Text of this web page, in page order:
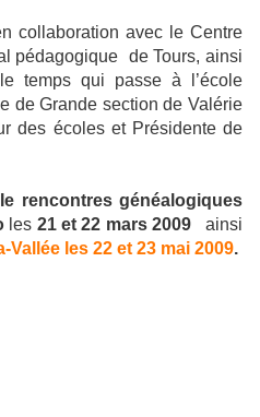
collaboration avec le Centre
pédagogique de Tours, ainsi
temps qui passe à l’école
de Grande section de Valérie
des écoles et Présidente de
rencontres généalogiques
les 21 et 22 mars 2009
ainsi
Vallée les 22 et 23 mai 2009.